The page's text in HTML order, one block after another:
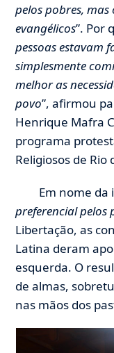
pelos pobres,
evangélicos”. Por
pessoas estavam
simplesmente
melhor as
povo”, afirmou
Henrique Mafra
programa
Religiosos de Rio
Em nome da
preferencial pelos
Libertação, as
Latina deram
esquerda. O
de almas,
nas mãos dos